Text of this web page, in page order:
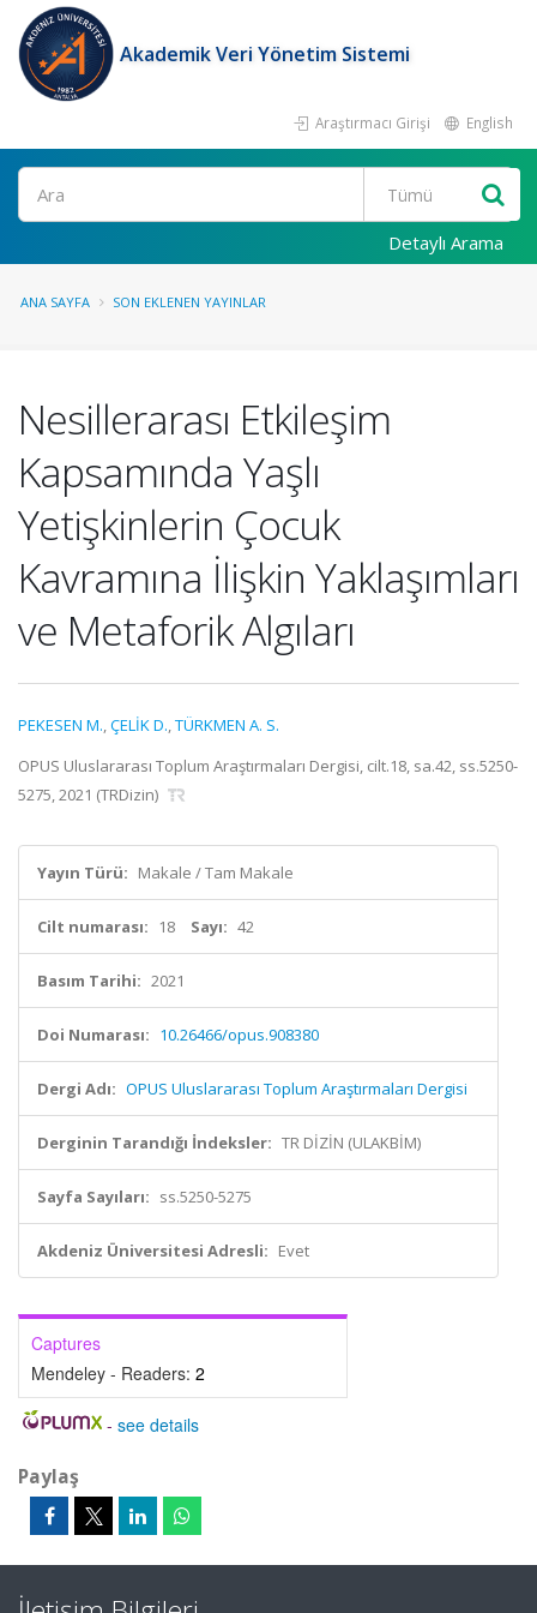
Akademik Veri Yönetim Sistemi
Araştırmacı Girişi English
Ara
Detaylı Arama
ANA SAYFA SON EKLENEN YAYINLAR
Nesillerarası Etkileşim
Kapsamında Yaşlı
Yetişkinlerin Çocuk
Kavramına İlişkin Yaklaşımları
ve Metaforik Algıları
PEKESEN M.,ÇELİK D.,TÜRKMEN A. S.
OPUS Uluslararası Toplum Araştırmaları Dergisi, cilt.18, sa.42, ss.5250-
5275, 2021 (TRDizin)
Yayın Türü: Makale / Tam Makale
Cilt numarası: 18 Sayı: 42
Basım Tarihi: 2021
Doi Numarası: 10.26466/opus.908380
Dergi Adı: OPUS Uluslararası Toplum Araştırmaları Dergisi
Derginin Tarandığı İndeksler: TR DİZİN (ULAKBİM)
Sayfa Sayıları: ss.5250-5275
Akdeniz Üniversitesi Adresli: Evet
Captures
Mendeley - Readers: 2
- see details
Paylaş